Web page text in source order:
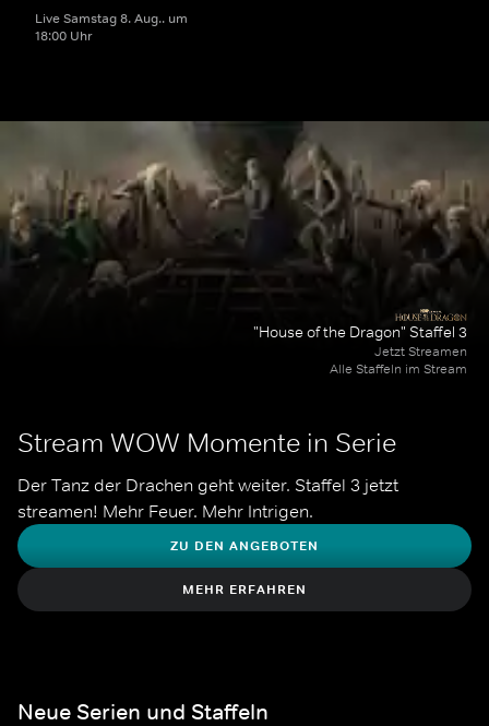
Live Samstag 8. Aug.. um
18:00 Uhr
Stream WOW Momente in Serie
Der Tanz der Drachen geht weiter. Staffel 3 jetzt
streamen! Mehr Feuer. Mehr Intrigen.
ZU DEN ANGEBOTEN
MEHR ERFAHREN
"House of the Dragon" Staffel 3
Jetzt Streamen
Alle Staffeln im Stream
Neue Serien und Staffeln